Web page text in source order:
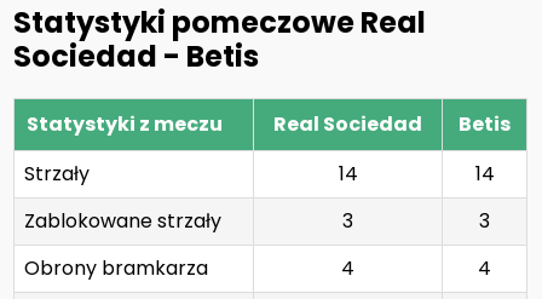
Statystyki pomeczowe Real
Sociedad - Betis
Statystyki z meczu Real Sociedad
Betis
Strzały
14
14
Zablokowane strzały
3
3
Obrony bramkarza
4
4